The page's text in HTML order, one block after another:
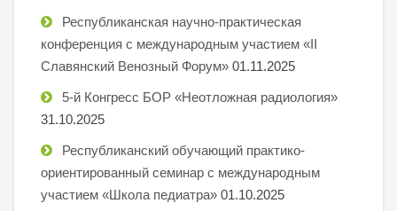
Республиканская научно-практическая
конференция с международным участием «II
Славянский Венозный Форум» 01.11.2025
5-й Конгресс БОР «Неотложная радиология»
31.10.2025
Республиканский обучающий практико-
ориентированный семинар с международным
участием «Школа педиатра» 01.10.2025